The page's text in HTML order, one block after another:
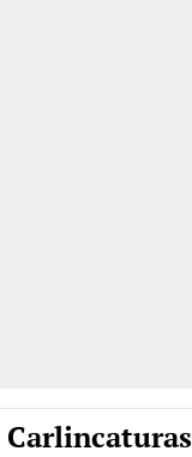
Carlincaturas